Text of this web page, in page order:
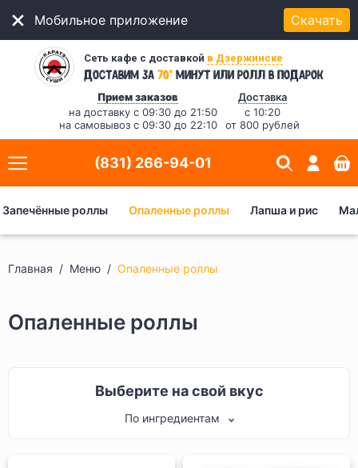
Мобильное приложение Скачать
Сеть кафе с доставкой в Дзержинске
Доставим за70* минутили ролл в подарок
Прием заказов
на доставку с 09:30 до 21:50
на самовывоз с 09:30 до 22:10
Доставка
с 10:20
от 800 рублей
(831) 266-94-01
Запечённые роллы Опаленные роллы Лапша и рис
Главная Меню Опаленные роллы
Опаленные роллы
Выберите на свой вкус
По ингредиентам